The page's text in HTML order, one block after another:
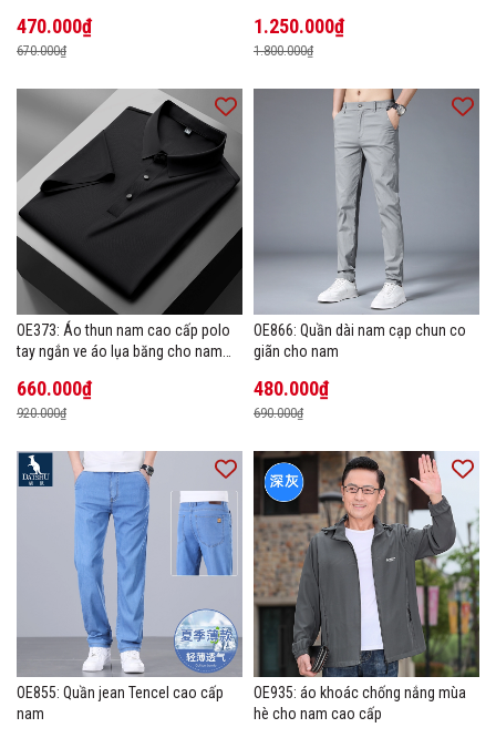
470.000₫
670.000₫
1.250.000₫
1.800.000₫
OE373: Áo thun nam cao cấp polo
tay ngắn ve áo lụa băng cho nam
660.000₫
920.000₫
OE866: Quần dài nam cạp chun co
giãn cho nam
480.000₫
690.000₫
OE855: Quần jean Tencel cao cấp
nam
OE935: áo khoác chống nắng mùa
hè cho nam cao cấp